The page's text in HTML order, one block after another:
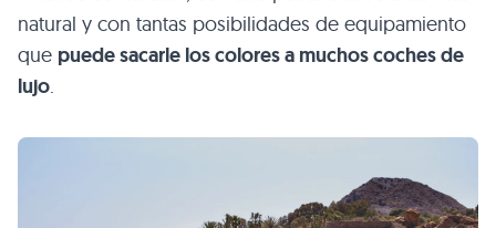
natural y con tantas posibilidades de equipamiento
que puede sacarle los colores a muchos coches de
lujo.